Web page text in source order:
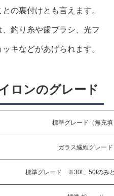
の裏付けとも言えます。
釣り糸や歯ブラシ、光フ
キなどがあげられます。
ロンのグレード
標準グレード（無充
ガラス繊維グレード
標準グレード ※30t、50tのみ